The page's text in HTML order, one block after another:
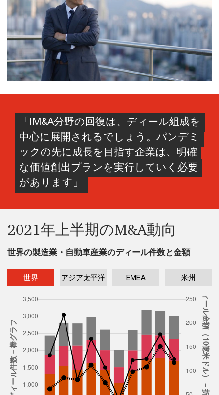
「IM&A分野の回復は、ディール組成を
中心に展開されるでしょう。パンデミ
ックの先に成長を目指す企業は、明確
な価値創出プランを実行していく必要
があります」
2021年上半期のM&A動向
世界の製造業・自動車産業のディール件数と金額
世界 アジア太平洋 EMEA 米州